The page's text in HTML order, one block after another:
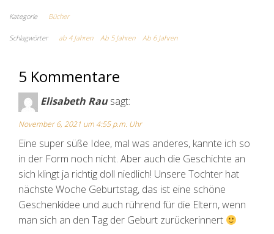
Kategorie Bücher
Schlagwörter ab 4 Jahren Ab 5 Jahren Ab 6 Jahren
5 Kommentare
Elisabeth Rau sagt:
November 6, 2021 um 4:55 p.m. Uhr
Eine super süße Idee, mal was anderes, kannte ich so
in der Form noch nicht. Aber auch die Geschichte an
sich klingt ja richtig doll niedlich! Unsere Tochter hat
nächste Woche Geburtstag, das ist eine schöne
Geschenkidee und auch rührend für die Eltern, wenn
man sich an den Tag der Geburt zurückerinnert